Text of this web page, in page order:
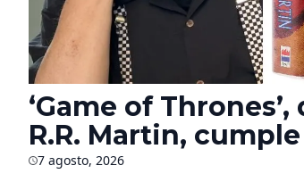
‘Game of
R.R. Martin,
¿Qué sabemos del
7 agosto, 2026